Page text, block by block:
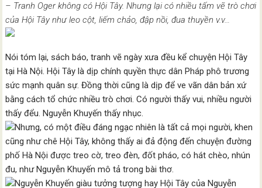
– Tranh Oger không có Hội Tây. Nhưng lại có nhiều tấm vẽ trò chơi
của Hội Tây như leo cột, liếm chảo, đập nồi, đua thuyền v.v…
Nói tóm lại, sách báo, tranh vẽ ngày xưa đều kể chuyện Hội Tây
tại Hà Nội. Hội Tây là dịp chính quyền thực dân Pháp phô trương
sức mạnh quân sự. Đồng thời cũng là dịp để ve vãn dân bản xứ
bằng cách tổ chức nhiều trò chơi. Có người thấy vui, nhiều người
thấy đểu. Nguyễn Khuyến thấy nhục.
Nhưng, có một điều đáng ngạc nhiên là tất cả mọi người, khen
cũng như chê Hội Tây, không thấy ai đả động đến chuyện đường
phố Hà Nội được treo cờ, treo đèn, đốt pháo, có hát chèo, nhún
đu, như Nguyễn Khuyến mô tả trong bài thơ.
Nguyễn Khuyến giàu tưởng tượng hay Hội Tây của Nguyễn